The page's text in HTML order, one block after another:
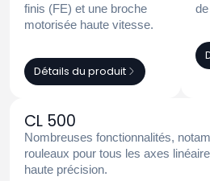
finis (FE) et une broche
motorisée haute vitesse.
Détails du produit
CL 500
Nombreuses fonctionnalités,
rouleaux pour tous les axes
haute précision.